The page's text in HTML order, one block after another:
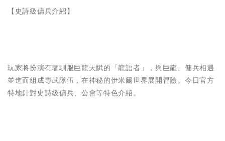
【史詩級傭兵介紹】
玩家將扮演有著馴服巨龍天賦的「龍語者」，與巨龍、傭兵相遇
並進而組成專武隊伍，在神秘的伊米爾世界展開冒險。今日官方
特地針對史詩級傭兵、公會等特色介紹。